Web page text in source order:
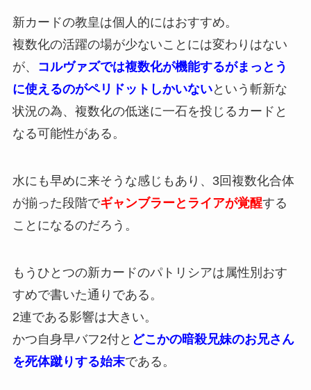
新カードの教皇は個人的にはおすすめ。
複数化の活躍の場が少ないことには変わりはない
が、
コルヴァズでは複数化が機能するがまっとう
に使えるのがペリドットしかいないという斬新な
状況の為、複数化の低迷に一石を投じるカードと
なる可能性がある。
水にも早めに来そうな感じもあり、3回複数化合体
が揃った段階でギャンブラーとライアが覚醒する
ことになるのだろう。
もうひとつの新カードのパトリシアは属性別おす
すめで書いた通りである。
2連である影響は大きい。
かつ自身早バフ2付と どこかの暗殺兄妹のお兄さん
を死体蹴りする始末である。